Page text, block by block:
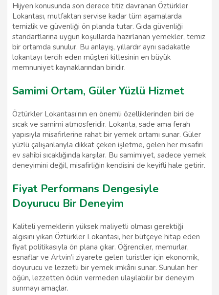
Hijyen konusunda son derece titiz davranan Öztürkler
Lokantası, mutfaktan servise kadar tüm aşamalarda
temizlik ve güvenliği ön planda tutar. Gıda güvenliği
standartlarına uygun koşullarda hazırlanan yemekler, temiz
bir ortamda sunulur. Bu anlayış, yıllardır aynı sadakatle
lokantayı tercih eden müşteri kitlesinin en büyük
memnuniyet kaynaklarından biridir.
Samimi Ortam, Güler Yüzlü Hizmet
Öztürkler Lokantası’nın en önemli özelliklerinden biri de
sıcak ve samimi atmosferidir. Lokanta, sade ama ferah
yapısıyla misafirlerine rahat bir yemek ortamı sunar. Güler
yüzlü çalışanlarıyla dikkat çeken işletme, gelen her misafiri
ev sahibi sıcaklığında karşılar. Bu samimiyet, sadece yemek
deneyimini değil, misafirliğin kendisini de keyifli hale getirir.
Fiyat Performans Dengesiyle
Doyurucu Bir Deneyim
Kaliteli yemeklerin yüksek maliyetli olması gerektiği
algısını yıkan Öztürkler Lokantası, her bütçeye hitap eden
fiyat politikasıyla ön plana çıkar. Öğrenciler, memurlar,
esnaflar ve Artvin’i ziyarete gelen turistler için ekonomik,
doyurucu ve lezzetli bir yemek imkânı sunar. Sunulan her
öğün, lezzetten ödün vermeden ulaşılabilir bir deneyim
sunmayı amaçlar.